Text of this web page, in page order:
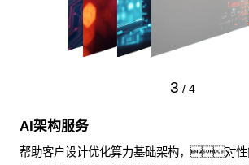
3 / 4
AI架构服务
帮助客户设计优化算力基础架构，对